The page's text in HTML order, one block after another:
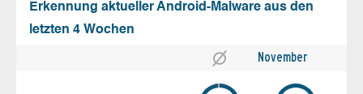
Erkennung aktueller Android-Malware aus den
letzten 4 Wochen
November